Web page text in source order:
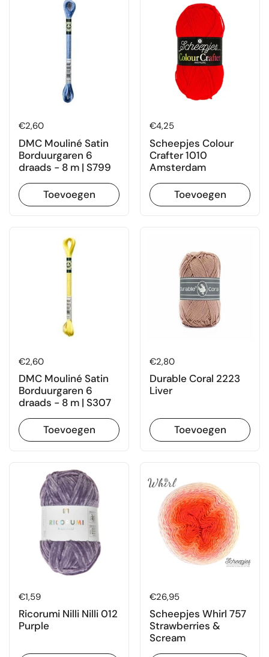
Prijs:
€2,60
DMC Mouliné Satin
Borduurgaren 6
draads - 8 m | S799
Toevoegen
Prijs:
€4,25
Scheepjes Colour
Crafter 1010
Amsterdam
Toevoegen
Prijs:
€2,60
DMC Mouliné Satin
Borduurgaren 6
draads - 8 m | S307
Toevoegen
Prijs:
€2,80
Durable Coral 2223
Liver
Toevoegen
Prijs:
€1,59
Ricorumi Nilli Nilli 012
Purple
Prijs:
€26,95
Scheepjes Whirl 757
Strawberries &
Scream